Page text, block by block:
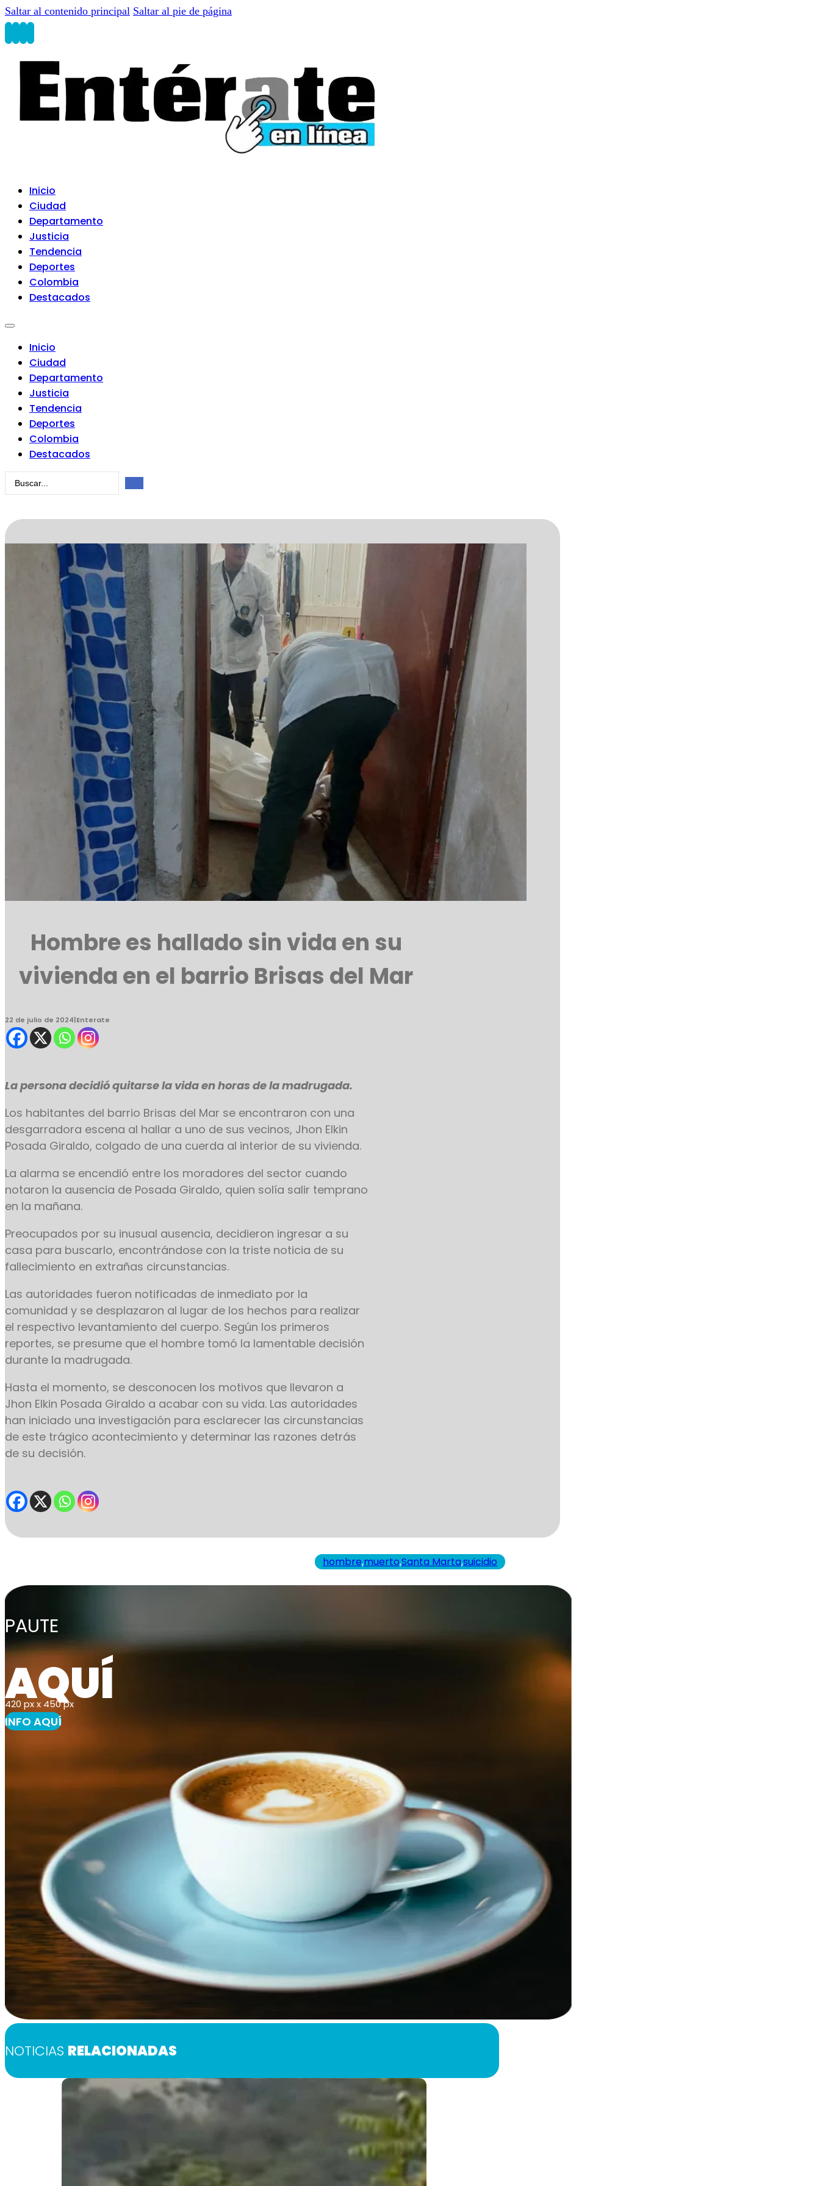
Saltar al contenido principal Saltar al pie de página
Inicio
Ciudad
Departamento
Justicia
Tendencia
Deportes
Colombia
Destacados
Inicio
Ciudad
Departamento
Justicia
Tendencia
Deportes
Colombia
Destacados
Search
Hombre es hallado sin vida en su
vivienda en el barrio Brisas del Mar
22 de julio de 2024|Enterate
La persona decidió quitarse la vida en horas de la madrugada.
Los habitantes del barrio Brisas del Mar se encontraron con una
desgarradora escena al hallar a uno de sus vecinos, Jhon Elkin
Posada Giraldo, colgado de una cuerda al interior de su vivienda.
La alarma se encendió entre los moradores del sector cuando
notaron la ausencia de Posada Giraldo, quien solía salir temprano
en la mañana.
Preocupados por su inusual ausencia, decidieron ingresar a su
casa para buscarlo, encontrándose con la triste noticia de su
fallecimiento en extrañas circunstancias.
Las autoridades fueron notificadas de inmediato por la
comunidad y se desplazaron al lugar de los hechos para realizar
el respectivo levantamiento del cuerpo. Según los primeros
reportes, se presume que el hombre tomó la lamentable decisión
durante la madrugada.
Hasta el momento, se desconocen los motivos que llevaron a
Jhon Elkin Posada Giraldo a acabar con su vida. Las autoridades
han iniciado una investigación para esclarecer las circunstancias
de este trágico acontecimiento y determinar las razones detrás
de su decisión.
hombre,muerto,Santa Marta,suicidio
PAUTE
AQUÍ
420 px x 450 px
INFO AQUÍ
NOTICIAS RELACIONADAS